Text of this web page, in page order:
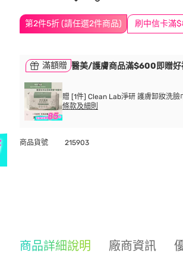
第2件5折 (請任選2件商品)
滿額贈 醫美/護膚商品滿$600即贈好
贈 [1件] Clean Lab淨研 護膚卸妝洗
條款及細則
商品貨號 215903
商品詳細說明 廠商資訊